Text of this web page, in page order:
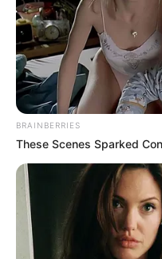
BRAINBERRIES
These Scenes Sparked